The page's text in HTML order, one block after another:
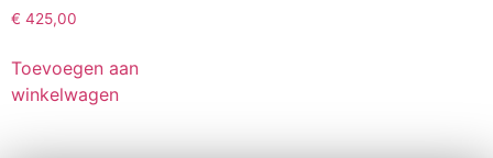
€ 425,00
Toevoegen aan
winkelwagen